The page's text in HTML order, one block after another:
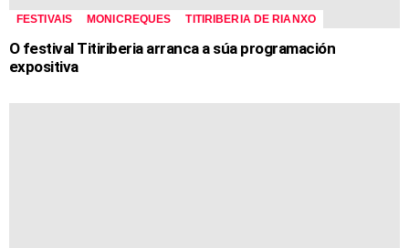
FESTIVAIS MONICREQUES TITIRIBERIA DE RIANXO
O festival Titiriberia arranca a súa programación
expositiva